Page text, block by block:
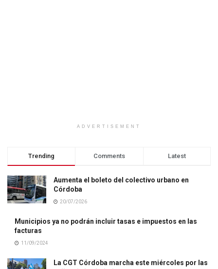
ADVERTISEMENT
Trending Comments Latest
Aumenta el boleto del colectivo urbano en
Córdoba
20/07/2026
Municipios ya no podrán incluir tasas e impuestos en las
facturas
11/09/2024
La CGT Córdoba marcha este miércoles por las